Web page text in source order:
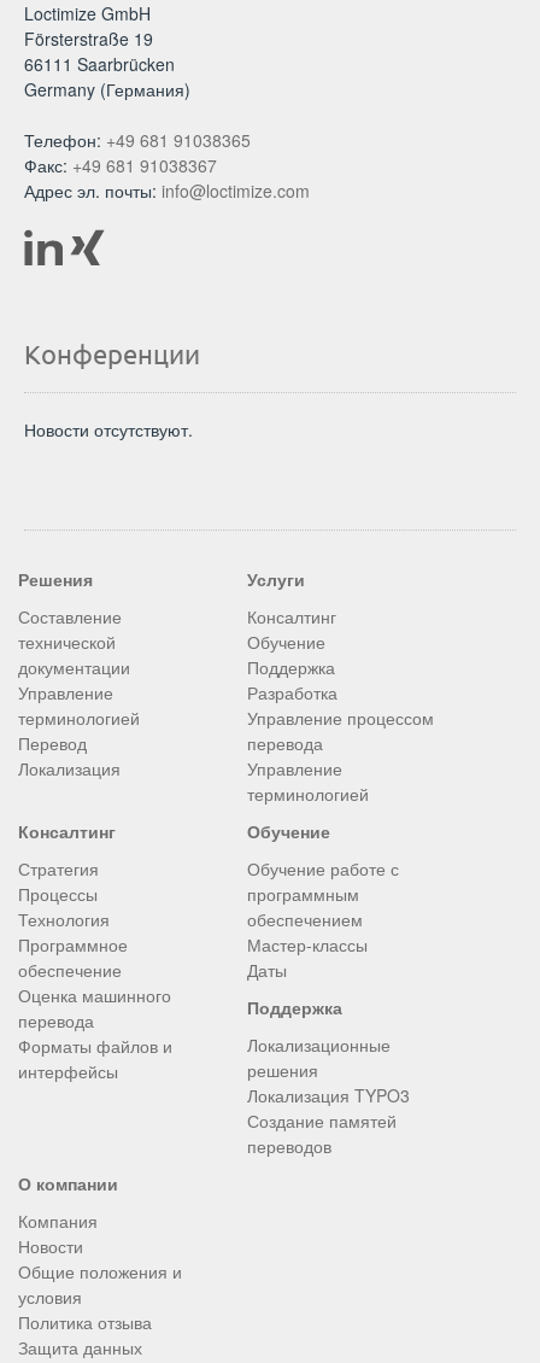
Loctimize GmbH
Försterstraße 19
66111 Saarbrücken
Germany (Германия)
Телефон: +49 681 91038365
Факс: +49 681 91038367
Адрес эл. почты: info@loctimize.com
Конференции
Новости отсутствуют.
Решения
Составление
технической
документации
Управление
терминологией
Перевод
Локализация
Услуги
Консалтинг
Обучение
Поддержка
Разработка
Управление процессом
перевода
Управление
терминологией
Консалтинг
Стратегия
Процессы
Технология
Программное
обеспечение
Оценка машинного
перевода
Форматы файлов и
интерфейсы
Обучение
Обучение работе с
программным
обеспечением
Мастер-классы
Даты
Поддержка
Локализационные
решения
Локализация TYPO3
Создание памятей
переводов
О компании
Компания
Новости
Общие положения и
условия
Политика отзыва
Защита данных